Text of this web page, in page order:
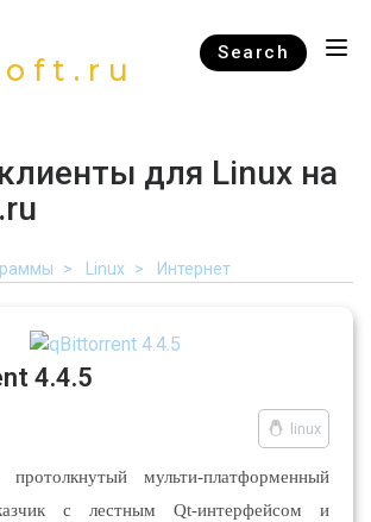
Search
для Linux на
Linux Интернет
4.4.5
linux
мульти-платформенный
с лестным Qt-интерфейсом и